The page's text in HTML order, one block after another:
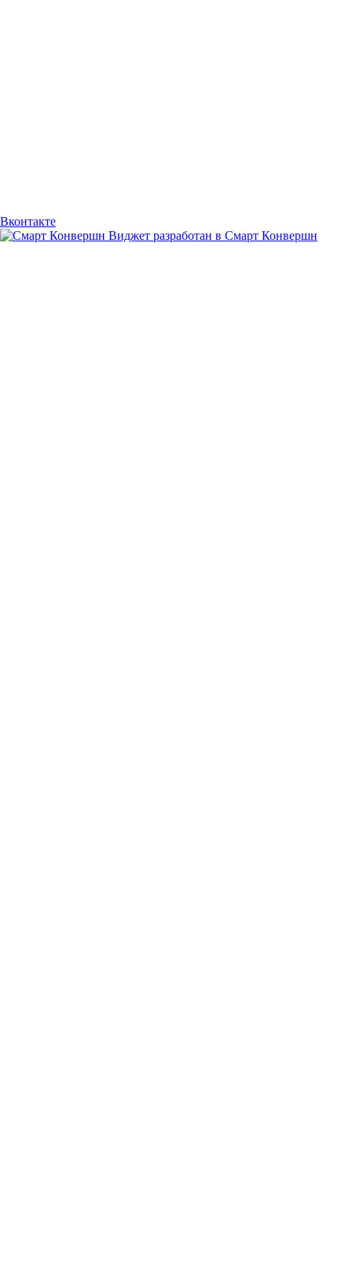
Вконтакте
Виджет разработан в Смарт Конвершн